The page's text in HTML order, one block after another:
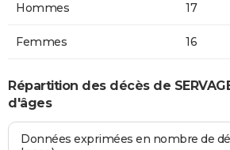
Hommes 17
Femmes 16
Répartition des décès de
d'âges
Données exprimées en nombre de